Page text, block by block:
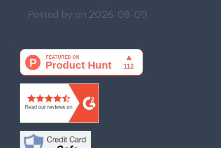
Posted by on 2026-08-09